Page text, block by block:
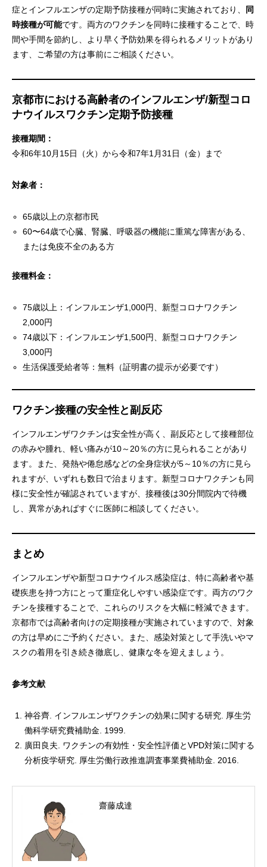
症とインフルエンザの定期予防接種が同時に実施されており、
同
時接種が可能です。両方のワクチンを同時に接種することで、時
間や手間を節約し、より早く予防効果を得られるメリットがあり
ます、ご希望の方は事前にご相談ください。
京都市における高齢者のインフルエンザ/新型コロ
ナウイルスワクチン定期予防接種
接種期間：
令和6年10月15日（火）から令和7年1月31日（金）まで
対象者：
65歳以上の京都市民
60〜64歳で心臓、腎臓、呼吸器の機能に重篤な障害がある、
または免疫不全のある方
接種料金：
75歳以上：インフルエンザ1,000円、新型コロナワクチン
2,000円
74歳以下：インフルエンザ1,500円、新型コロナワクチン
3,000円
生活保護受給者等：無料（証明書の提示が必要です）
ワクチン接種の安全性と副反応
インフルエンザワクチンは安全性が高く、副反応として接種部位
の赤みや腫れ、軽い痛みが10～20％の方に見られることがあり
ます。また、発熱や倦怠感などの全身症状が5～10％の方に見ら
れますが、いずれも数日で治まります。新型コロナワクチンも同
様に安全性が確認されていますが、接種後は30分間院内で待機
し、異常があればすぐに医師に相談してください。
まとめ
インフルエンザや新型コロナウイルス感染症は、特に高齢者や基
礎疾患を持つ方にとって重症化しやすい感染症です。両方のワク
チンを接種することで、これらのリスクを大幅に軽減できます。
京都市では高齢者向けの定期接種が実施されていますので、対象
の方は早めにご予約ください。また、感染対策として手洗いやマ
スクの着用を引き続き徹底し、健康な冬を迎えましょう。
参考文献
神谷齊. インフルエンザワクチンの効果に関する研究. 厚生労
働科学研究費補助金. 1999.
廣田良夫. ワクチンの有効性・安全性評価とVPD対策に関する
分析疫学研究. 厚生労働行政推進調査事業費補助金. 2016.
齋藤成達